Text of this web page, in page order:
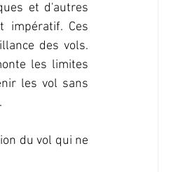
et d'autres
impératif. Ces
des vols.
les limites
les vol sans
du vol qui ne